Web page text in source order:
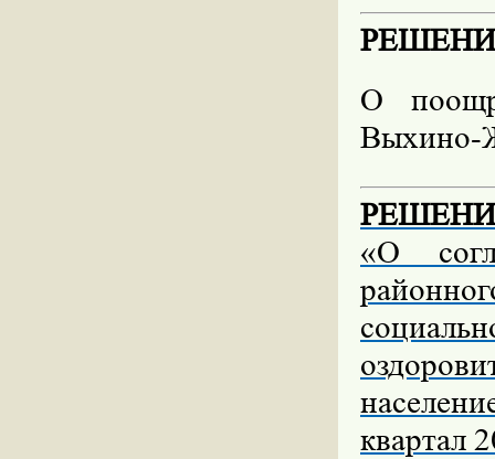
О
Выхино-
«О
квартал